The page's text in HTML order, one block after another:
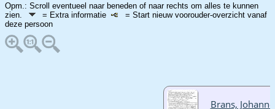
Opm.: Scroll eventueel naar beneden of naar rechts om alles te kunnen
zien.
= Extra informatie
= Start nieuw voorouder-overzicht vanaf
deze persoon
Brans,